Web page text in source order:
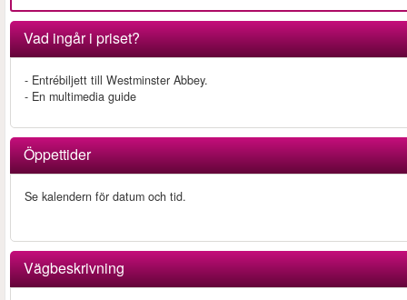
Vad ingår i priset?
- Entrébiljett till Westminster Abbey.
- En multimedia guide
Öppettider
Se kalendern för datum och tid.
Vägbeskrivning